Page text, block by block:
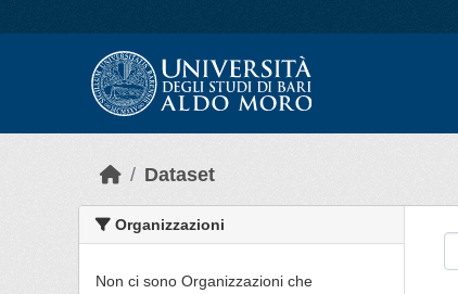
Dataset
Organizzazioni
Non ci sono Organizzazioni che